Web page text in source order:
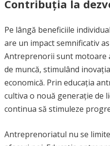
Contribuția la
Pe lângă beneficiile
are un impact semnificativ
Antreprenorii sunt motoare
de muncă, stimulând
economică. Prin educația
cultiva o nouă generație de
continua să stimuleze
Antreprenoriatul nu se